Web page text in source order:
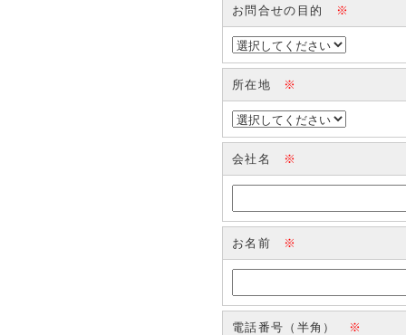
お問合せの目的 ※
所在地 ※
会社名 ※
お名前 ※
電話番号（半角） ※